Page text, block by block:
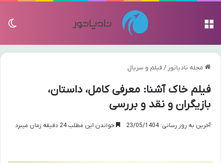
مجله نادیاتور / فیلم و سریال
فیلم خاک آشنا: معرفی کامل، داستان،
بازیگران و نقد و بررسی
آخرین به روز رسانی: 23/05/1404 خواندن این مطلب 24 دقیقه زمان میبرد